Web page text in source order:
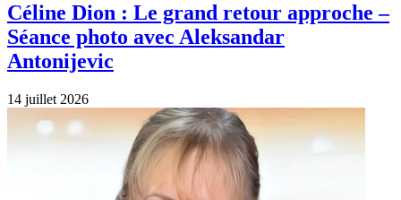
Céline Dion : Le grand retour approche –
Séance photo avec Aleksandar
Antonijevic
14 juillet 2026